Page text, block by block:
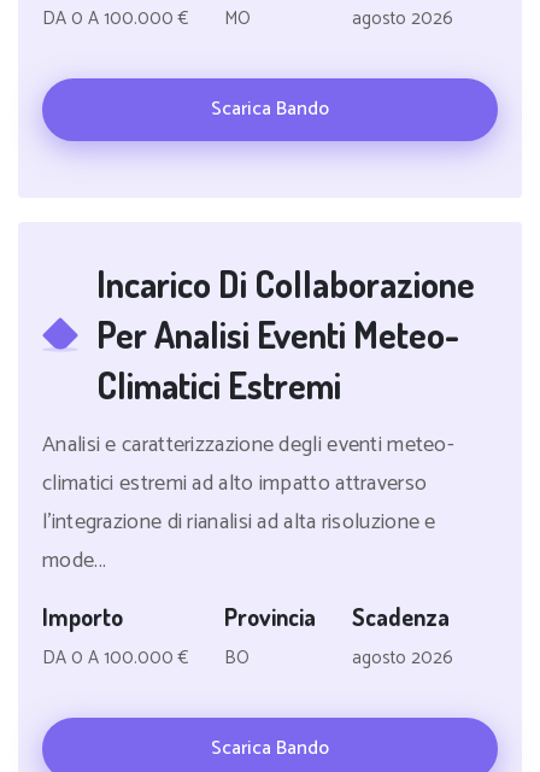
DA 0 A 100.000 € MO agosto 2026
Scarica Bando
Incarico Di Collaborazione
Per Analisi Eventi Meteo-
Climatici Estremi
Analisi e caratterizzazione degli eventi meteo-
climatici estremi ad alto impatto attraverso
l'integrazione di rianalisi ad alta risoluzione e
mode...
Importo
DA 0 A 100.000 €
Provincia
BO
Scadenza
agosto 2026
Scarica Bando